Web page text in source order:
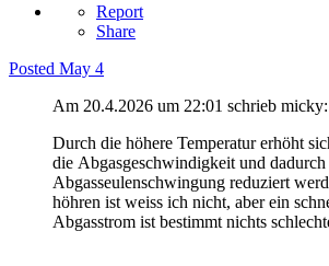
Report
Share
Posted May 4
Am 20.4.2026 um 22:01 schrieb micky:
Durch die höhere Temperatur erhöht
die Abgasgeschwindigkeit und
Abgasseulenschwingung reduziert
höhren ist weiss ich nicht, aber ein
Abgasstrom ist bestimmt nichts